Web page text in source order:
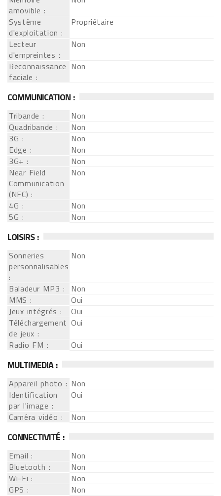
amovible :
Système
d'exploitation :
Propriétaire
Lecteur
d'empreintes :
Non
Reconnaissance
faciale :
Non
COMMUNICATION :
Tribande :
Non
Quadribande :
Non
3G :
Non
Edge :
Non
3G+ :
Non
Near Field
Communication
(NFC) :
Non
4G :
Non
5G :
Non
LOISIRS :
Sonneries
personnalisables
:
Non
Baladeur MP3 :
Non
MMS :
Oui
Jeux intégrés :
Oui
Téléchargement
de jeux :
Oui
Radio FM :
Oui
MULTIMEDIA :
Appareil photo : Non
Identification
par l'image :
Oui
Caméra vidéo :
Non
CONNECTIVITÉ :
Email :
Non
Bluetooth :
Non
Wi-Fi :
Non
GPS :
Non